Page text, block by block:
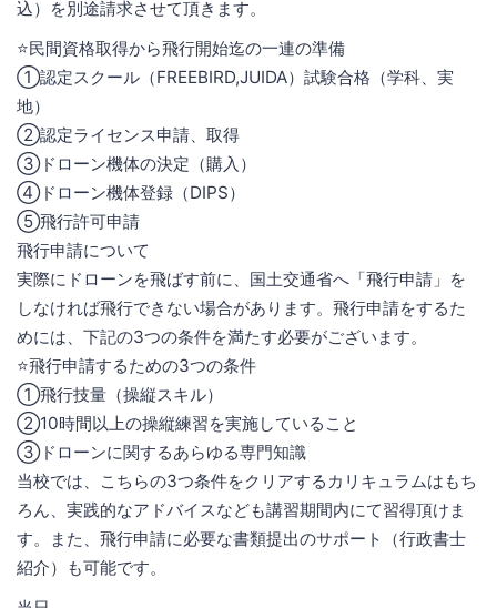
込）を別途請求させて頂きます。
⭐️民間資格取得から飛行開始迄の一連の準備
①認定スクール（FREEBIRD,JUIDA）試験合格（学科、実
地）
②認定ライセンス申請、取得
③ドローン機体の決定（購入）
④ドローン機体登録（DIPS）
⑤飛行許可申請
飛行申請について
実際にドローンを飛ばす前に、国土交通省へ「飛行申請」を
しなければ飛行できない場合があります。飛行申請をするた
めには、下記の3つの条件を満たす必要がございます。
⭐️飛行申請するための3つの条件
①飛行技量（操縦スキル）
②10時間以上の操縦練習を実施していること
③ドローンに関するあらゆる専門知識
当校では、こちらの3つ条件をクリアするカリキュラムはもち
ろん、実践的なアドバイスなども講習期間内にて習得頂けま
す。また、飛行申請に必要な書類提出のサポート（行政書士
紹介）も可能です。